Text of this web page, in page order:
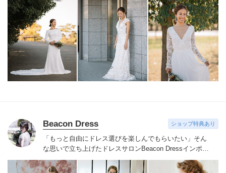
Beacon Dress ショップ特典あり
「もっと自由にドレス選びを楽しんでもらいたい」そん
な思いで立ち上げたドレスサロンBeacon Dressインポー
トドレスならではの繊細なレースやビジューをあしらっ
たドレスを手の届く価格でご用意
NYで注目されているア